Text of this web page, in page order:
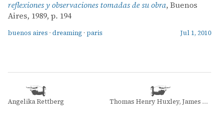
reflexiones y observaciones tomadas de su obra, Buenos
Aires, 1989, p. 194
buenos aires · dreaming · paris Jul 1, 2010
Angelika Rettberg Thomas Henry Huxley, James G. Paradis, and George C. Williams